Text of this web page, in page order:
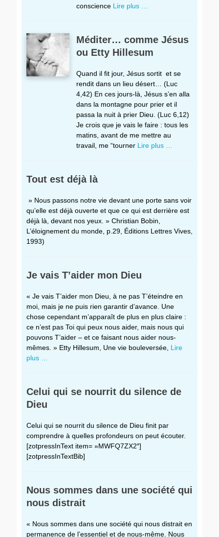
conscience Lire plus …
Méditer… comme Jésus
ou Etty Hillesum
Quand il fit jour, Jésus sortit et se
rendit dans un lieu désert… (Luc
4,42) En ces jours-là, Jésus s’en alla
dans la montagne pour prier et il
passa la nuit à prier Dieu. (Luc 6,12)
Je crois que je vais le faire : tous les
matins, avant de me mettre au
travail, me “tourner Lire plus …
Tout est déjà là
» Nous passons notre vie devant une porte sans voir
qu’elle est déjà ouverte et que ce qui est derrière est
déjà là, devant nos yeux. » Christian Bobin,
L’éloignement du monde, p.29, Éditions Lettres Vives,
1993)
Je vais T’aider mon Dieu
« Je vais T’aider mon Dieu, à ne pas T’éteindre en
moi, mais je ne puis rien garantir d’avance. Une
chose cependant m’apparaît de plus en plus claire :
ce n’est pas Toi qui peux nous aider, mais nous qui
pouvons T’aider – et ce faisant nous aider nous-
mêmes. » Etty Hillesum, Une vie bouleversée, Lire
plus …
Celui qui se nourrit du silence de
Dieu
Celui qui se nourrit du silence de Dieu finit par
comprendre à quelles profondeurs on peut écouter.
[zotpressInText item= »MWFQ7ZX2″]
[zotpressInTextBib]
Nous sommes dans une société qui
nous distrait
« Nous sommes dans une société qui nous distrait en
permanence de l’essentiel et de nous-même. Nous